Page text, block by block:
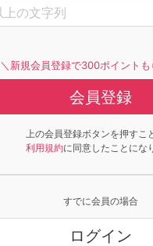
＼新規会員登録で300ポイントも
会員登録
上の会員登録ボタンを押すこ
利用規約に同意したことにな
すでに会員の場合
ログイン